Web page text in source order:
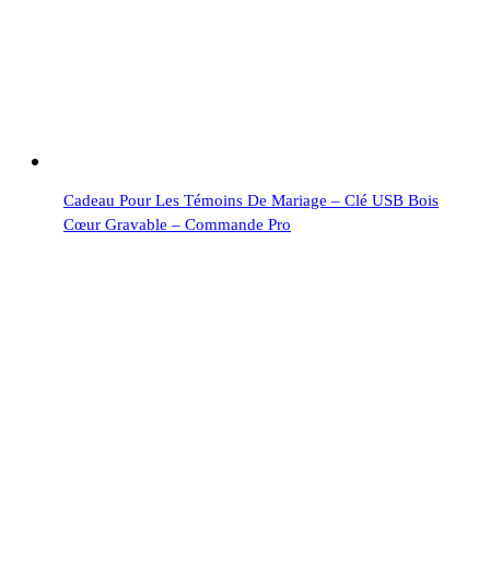
Cadeau Pour Les Témoins De Mariage – Clé USB Bois
Cœur Gravable – Commande Pro